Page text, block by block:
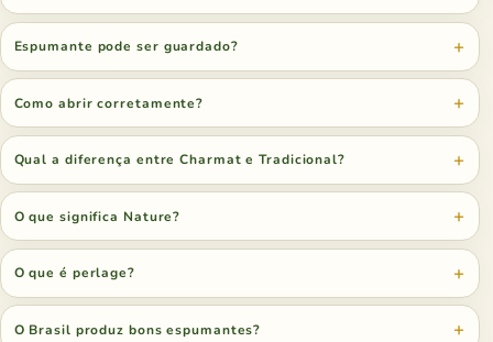
Espumante pode ser guardado?
Como abrir corretamente?
Qual a diferença entre Charmat e Tradicional?
O que significa Nature?
O que é perlage?
O Brasil produz bons espumantes?